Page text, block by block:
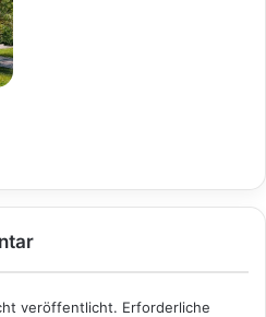
veröffentlicht. Erforderliche